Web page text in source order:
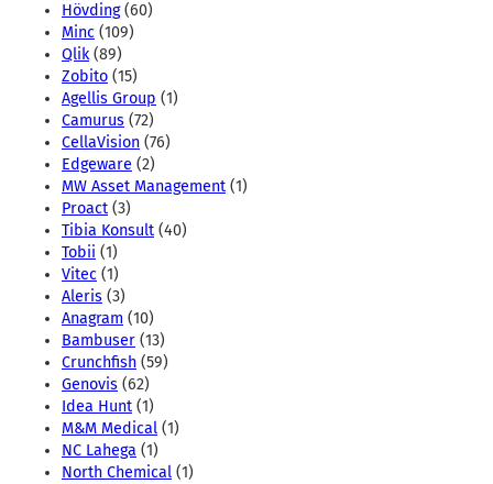
Hövding(60)
Minc (109)
Qlik(89)
Zobito (15)
Agellis Group (1)
Camurus (72)
CellaVision (76)
Edgeware (2)
MW Asset Management (1)
Proact (3)
Tibia Konsult (40)
Tobii (1)
Vitec (1)
Aleris (3)
Anagram (10)
Bambuser (13)
Crunchfish (59)
Genovis (62)
Idea Hunt (1)
M&M Medical (1)
NC Lahega (1)
North Chemical (1)